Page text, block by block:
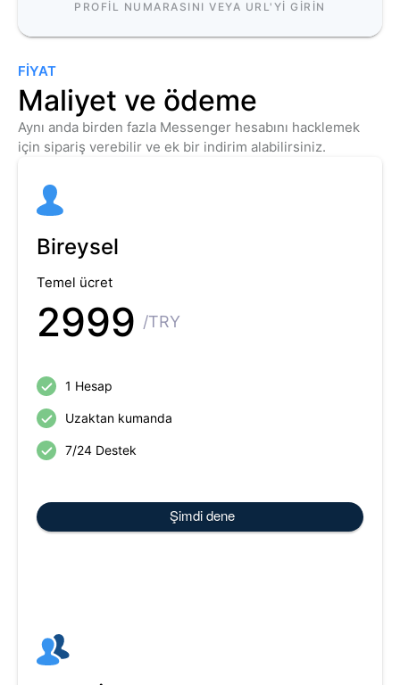
PROFIL NUMARASINI VEYA URL'YI GIRIN
FIYAT
Maliyet ve ödeme
Aynı anda birden fazla Messenger hesabını hacklemek
için sipariş verebilir ve ek bir indirim alabilirsiniz.
Bireysel
Temel ücret
2999 /TRY
1 Hesap
Uzaktan kumanda
7/24 Destek
Şimdi dene